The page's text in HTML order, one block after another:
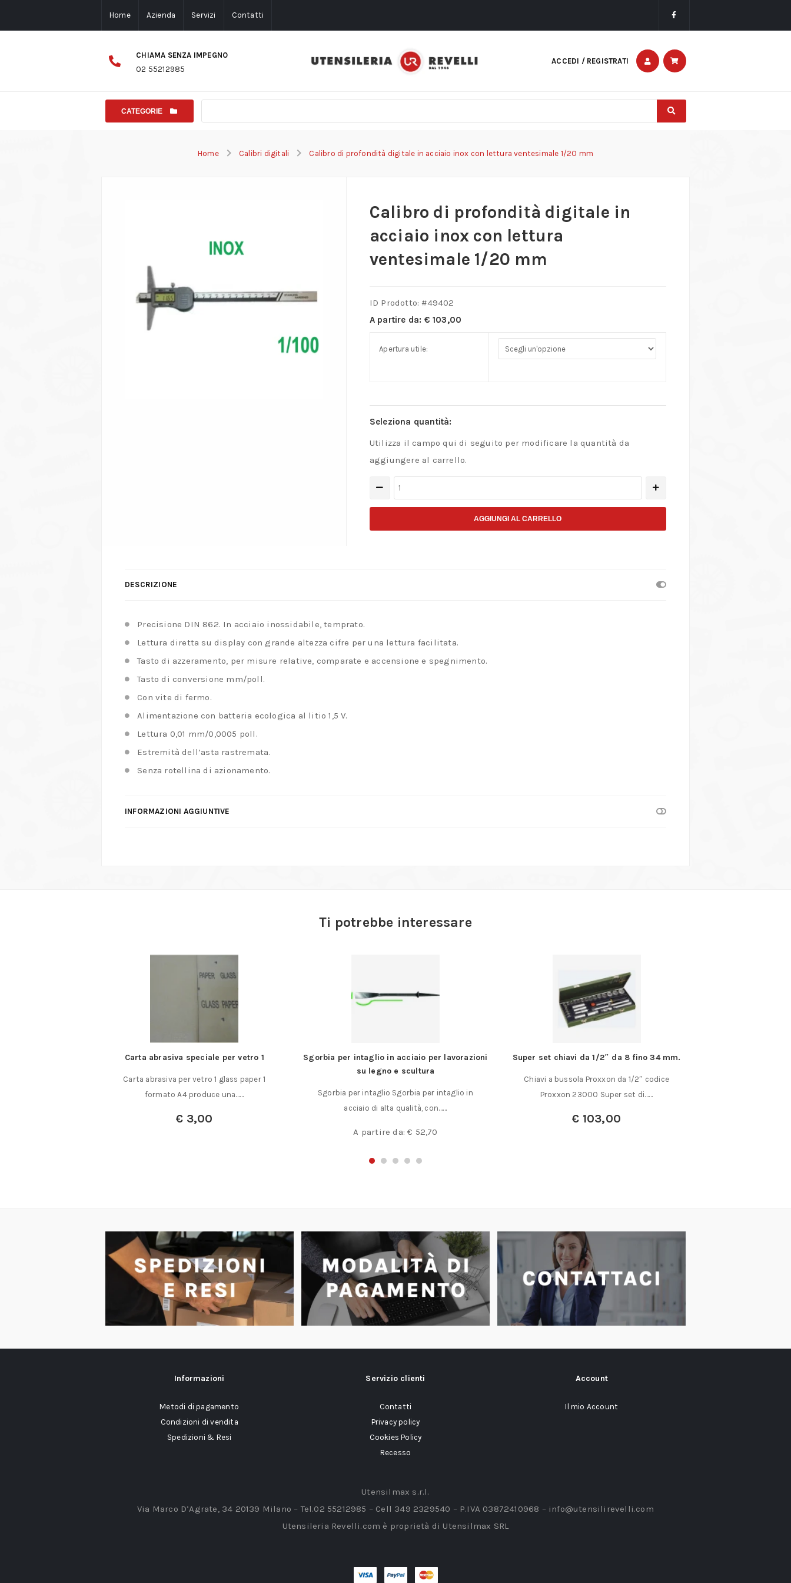
Home Azienda Servizi Contatti
CHIAMA SENZA IMPEGNO
02 55212985
ACCEDI / REGISTRATI
CATEGORIE
Home Calibri digitali Calibro di profondità digitale in acciaio inox con lettura ventesimale 1/20 mm
Calibro di profondità digitale in
acciaio inox con lettura
ventesimale 1/20 mm
ID Prodotto: #49402
A partire da: € 103,00
Apertura utile:
Seleziona quantità:
Utilizza il campo qui di seguito per modificare la quantità da
aggiungere al carrello.
Calibro
ventesimale
AGGIUNGI AL CARRELLO
DESCRIZIONE
Precisione DIN 862. In acciaio inossidabile, temprato.
Lettura diretta su display con grande altezza cifre per una lettura facilitata.
Tasto di azzeramento, per misure relative, comparate e accensione e spegnimento.
Tasto di conversione mm/poll.
Con vite di fermo.
Alimentazione con batteria ecologica al litio 1,5 V.
Lettura 0,01 mm/0,0005 poll.
Estremità dell’asta rastremata.
Senza rotellina di azionamento.
INFORMAZIONI AGGIUNTIVE
Ti potrebbe interessare
Carta abrasiva speciale per vetro 1
Carta abrasiva per vetro 1 glass paper 1
formato A4 produce una……
€ 3,00
Sgorbia per intaglio in acciaio per lavorazioni
su legno e scultura
Sgorbia per intaglio Sgorbia per intaglio in
acciaio di alta qualità, con……
A partire da:€ 52,70
Super set chiavi da 1/2″ da 8 fino 34 mm.
Chiavi a bussola Proxxon da 1/2″ codice
Proxxon 23000 Super set di……
€ 103,00
Informazioni
Metodi di pagamento
Condizioni di vendita
Spedizioni & Resi
Servizio clienti
Contatti
Privacy policy
Cookies Policy
Recesso
Account
Il mio Account
Utensilmax s.r.l.
Via Marco D’Agrate, 34 20139 Milano – Tel.02 55212985 – Cell 349 2329540 – P.IVA 03872410968 – info@utensilirevelli.com
Utensileria Revelli.com è proprietà di Utensilmax SRL